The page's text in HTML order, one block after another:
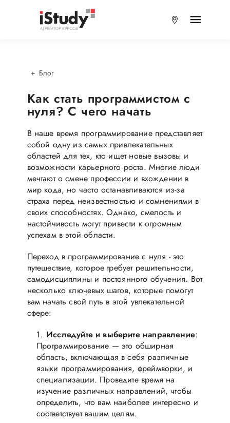
Блог
Как стать программистом с
нуля? С чего начать
В наше время программирование представляет
собой одну из самых привлекательных
областей для тех, кто ищет новые вызовы и
возможности карьерного роста. Многие люди
мечтают о смене профессии и вхождении в
мир кода, но часто останавливаются из-за
страха перед неизвестностью и сомнениями в
своих способностях. Однако, смелость и
настойчивость могут привести к огромным
успехам в этой области.
Переход в программирование с нуля - это
путешествие, которое требует решительности,
самодисциплины и постоянного обучения. Вот
несколько ключевых шагов, которые помогут
вам начать свой путь в этой увлекательной
сфере:
Исследуйте и выберите направление:
Программирование — это обширная
область, включающая в себя различные
языки программирования, фреймворки, и
специализации. Проведите время на
изучение различных направлений, чтобы
определить, что вам наиболее интересно и
соответствует вашим целям.